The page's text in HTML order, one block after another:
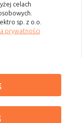
celach
sp. z o.o.
prywatności
poprawy
funkcjonalności
poziom
na brak
8-16